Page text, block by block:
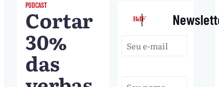
PODCAST
Cortar
30%
das
|